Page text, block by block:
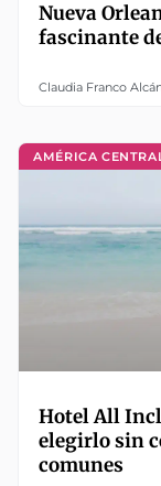
Nueva
fascinante
Claudia Franco
AMÉRICA
Hotel All
elegirlo sin
comunes